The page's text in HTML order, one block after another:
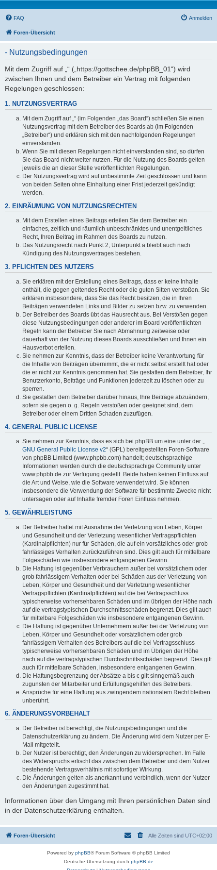
FAQ Anmelden
Foren-Übersicht
- Nutzungsbedingungen
Mit dem Zugriff auf „“ („https://gottschee.de/phpBB_01“) wird
zwischen Ihnen und dem Betreiber ein Vertrag mit folgenden
Regelungen geschlossen:
1. NUTZUNGSVERTRAG
Mit dem Zugriff auf „“ (im Folgenden „das Board“) schließen Sie einen
Nutzungsvertrag mit dem Betreiber des Boards ab (im Folgenden
„Betreiber“) und erklären sich mit den nachfolgenden Regelungen
einverstanden.
Wenn Sie mit diesen Regelungen nicht einverstanden sind, so dürfen
Sie das Board nicht weiter nutzen. Für die Nutzung des Boards gelten
jeweils die an dieser Stelle veröffentlichten Regelungen.
Der Nutzungsvertrag wird auf unbestimmte Zeit geschlossen und kann
von beiden Seiten ohne Einhaltung einer Frist jederzeit gekündigt
werden.
2. EINRÄUMUNG VON NUTZUNGSRECHTEN
Mit dem Erstellen eines Beitrags erteilen Sie dem Betreiber ein
einfaches, zeitlich und räumlich unbeschränktes und unentgeltliches
Recht, Ihren Beitrag im Rahmen des Boards zu nutzen.
Das Nutzungsrecht nach Punkt 2, Unterpunkt a bleibt auch nach
Kündigung des Nutzungsvertrages bestehen.
3. PFLICHTEN DES NUTZERS
Sie erklären mit der Erstellung eines Beitrags, dass er keine Inhalte
enthält, die gegen geltendes Recht oder die guten Sitten verstoßen. Sie
erklären insbesondere, dass Sie das Recht besitzen, die in Ihren
Beiträgen verwendeten Links und Bilder zu setzen bzw. zu verwenden.
Der Betreiber des Boards übt das Hausrecht aus. Bei Verstößen gegen
diese Nutzungsbedingungen oder anderer im Board veröffentlichten
Regeln kann der Betreiber Sie nach Abmahnung zeitweise oder
dauerhaft von der Nutzung dieses Boards ausschließen und Ihnen ein
Hausverbot erteilen.
Sie nehmen zur Kenntnis, dass der Betreiber keine Verantwortung für
die Inhalte von Beiträgen übernimmt, die er nicht selbst erstellt hat oder
die er nicht zur Kenntnis genommen hat. Sie gestatten dem Betreiber, Ihr
Benutzerkonto, Beiträge und Funktionen jederzeit zu löschen oder zu
sperren.
Sie gestatten dem Betreiber darüber hinaus, Ihre Beiträge abzuändern,
sofern sie gegen o. g. Regeln verstoßen oder geeignet sind, dem
Betreiber oder einem Dritten Schaden zuzufügen.
4. GENERAL PUBLIC LICENSE
Sie nehmen zur Kenntnis, dass es sich bei phpBB um eine unter der „
GNU General Public License v2“ (GPL) bereitgestellten Foren-Software
von phpBB Limited (www.phpbb.com) handelt; deutschsprachige
Informationen werden durch die deutschsprachige Community unter
www.phpbb.de zur Verfügung gestellt. Beide haben keinen Einfluss auf
die Art und Weise, wie die Software verwendet wird. Sie können
insbesondere die Verwendung der Software für bestimmte Zwecke nicht
untersagen oder auf Inhalte fremder Foren Einfluss nehmen.
5. GEWÄHRLEISTUNG
Der Betreiber haftet mit Ausnahme der Verletzung von Leben, Körper
und Gesundheit und der Verletzung wesentlicher Vertragspflichten
(Kardinalpflichten) nur für Schäden, die auf ein vorsätzliches oder grob
fahrlässiges Verhalten zurückzuführen sind. Dies gilt auch für mittelbare
Folgeschäden wie insbesondere entgangenen Gewinn.
Die Haftung ist gegenüber Verbrauchern außer bei vorsätzlichem oder
grob fahrlässigem Verhalten oder bei Schäden aus der Verletzung von
Leben, Körper und Gesundheit und der Verletzung wesentlicher
Vertragspflichten (Kardinalpflichten) auf die bei Vertragsschluss
typischerweise vorhersehbaren Schäden und im übrigen der Höhe nach
auf die vertragstypischen Durchschnittsschäden begrenzt. Dies gilt auch
für mittelbare Folgeschäden wie insbesondere entgangenen Gewinn.
Die Haftung ist gegenüber Unternehmern außer bei der Verletzung von
Leben, Körper und Gesundheit oder vorsätzlichem oder grob
fahrlässigem Verhalten des Betreibers auf die bei Vertragsschluss
typischerweise vorhersehbaren Schäden und im Übrigen der Höhe
nach auf die vertragstypischen Durchschnittsschäden begrenzt. Dies gilt
auch für mittelbare Schäden, insbesondere entgangenen Gewinn.
Die Haftungsbegrenzung der Absätze a bis c gilt sinngemäß auch
zugunsten der Mitarbeiter und Erfüllungsgehilfen des Betreibers.
Ansprüche für eine Haftung aus zwingendem nationalem Recht bleiben
unberührt.
6. ÄNDERUNGSVORBEHALT
Der Betreiber ist berechtigt, die Nutzungsbedingungen und die
Datenschutzerklärung zu ändern. Die Änderung wird dem Nutzer per E-
Mail mitgeteilt.
Der Nutzer ist berechtigt, den Änderungen zu widersprechen. Im Falle
des Widerspruchs erlischt das zwischen dem Betreiber und dem Nutzer
bestehende Vertragsverhältnis mit sofortiger Wirkung.
Die Änderungen gelten als anerkannt und verbindlich, wenn der Nutzer
den Änderungen zugestimmt hat.
Informationen über den Umgang mit Ihren persönlichen Daten sind
in der Datenschutzerklärung enthalten.
Foren-Übersicht Alle Zeiten sind UTC+02:00
Powered by phpBB® Forum Software © phpBB Limited
Deutsche Übersetzung durch phpBB.de